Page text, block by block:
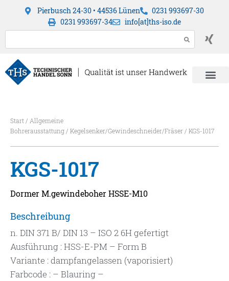
Pierbusch 24-30 • 44536 Lünen
0231 993697-30
0231 993697-34
info[at]ths-iso.de
Start/ Allgemeine
Bohrerausstattung/ Kegelsenker/Gewindeschneider/Fräser/ KGS-1017
KGS-1017
Dormer M.gewindeboher HSSE-M10
Beschreibung
n. DIN 371 B/ DIN 13 – ISO 2 6H gefertigt
Ausführung : HSS-E-PM – Form B
Variante : dampfangelassen (vaporisiert)
Farbcode : – Blauring –